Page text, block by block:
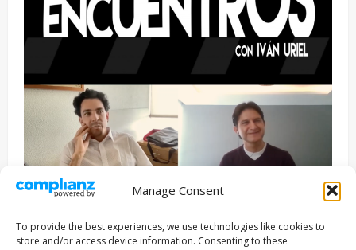
Manage Consent
To provide the best experiences, we use technologies like cookies to
store and/or access device information. Consenting to these
Entrevista Series
ENCUENTROS CON IVÁN URIEL T3E22: JUAN PATRICIO